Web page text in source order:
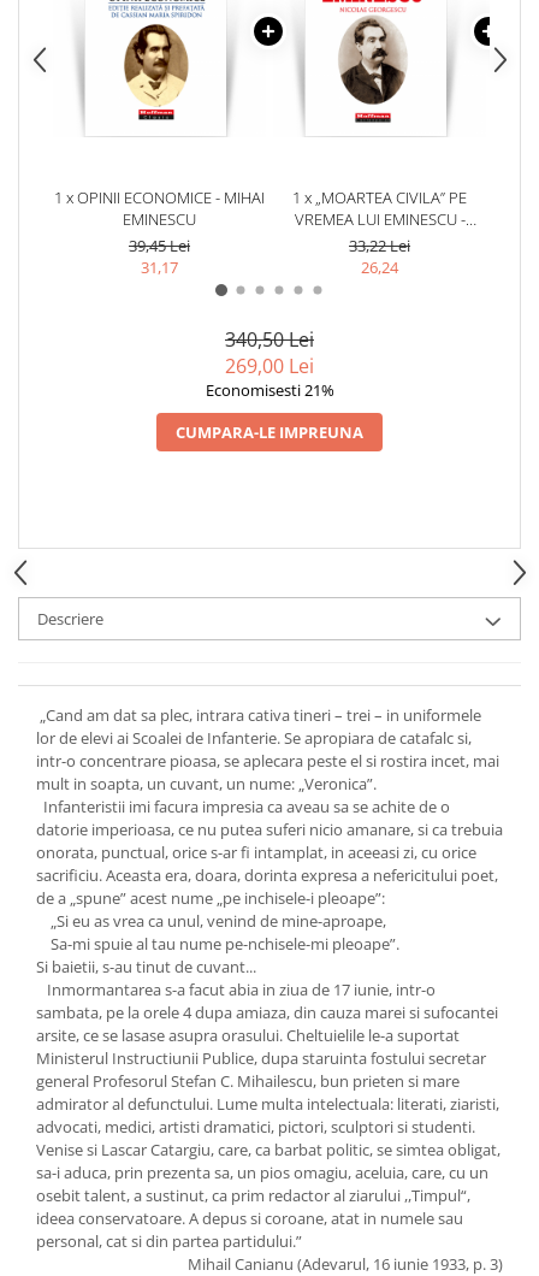
1 x OPINII ECONOMICE - MIHAI
EMINESCU
39,45 Lei
31,17
1 x „MOARTEA CIVILA” PE
VREMEA LUI EMINESCU -
NICOLAE GEORGESCU
33,22 Lei
26,24
340,50 Lei
269,00 Lei
Economisesti 21%
CUMPARA-LE IMPREUNA
Descriere
„Cand am dat sa plec, intrara cativa tineri – trei – in uniformele
lor de elevi ai Scoalei de Infanterie. Se apropiara de catafalc si,
intr-o concentrare pioasa, se aplecara peste el si rostira incet, mai
mult in soapta, un cuvant, un nume: „Veronica”.
Infanteristii imi facura impresia ca aveau sa se achite de o
datorie imperioasa, ce nu putea suferi nicio amanare, si ca trebuia
onorata, punctual, orice s-ar fi intamplat, in aceeasi zi, cu orice
sacrificiu. Aceasta era, doara, dorinta expresa a nefericitului poet,
de a „spune” acest nume „pe inchisele-i pleoape”:
„Si eu as vrea ca unul, venind de mine-aproape,
Sa-mi spuie al tau nume pe-nchisele-mi pleoape”.
Si baietii, s-au tinut de cuvant...
Inmormantarea s-a facut abia in ziua de 17 iunie, intr-o
sambata, pe la orele 4 dupa amiaza, din cauza marei si sufocantei
arsite, ce se lasase asupra orasului. Cheltuielile le-a suportat
Ministerul Instructiunii Publice, dupa staruinta fostului secretar
general Profesorul Stefan C. Mihailescu, bun prieten si mare
admirator al defunctului. Lume multa intelectuala: literati, ziaristi,
advocati, medici, artisti dramatici, pictori, sculptori si studenti.
Venise si Lascar Catargiu, care, ca barbat politic, se simtea obligat,
sa-i aduca, prin prezenta sa, un pios omagiu, aceluia, care, cu un
osebit talent, a sustinut, ca prim redactor al ziarului ,,Timpul“,
ideea conservatoare. A depus si coroane, atat in numele sau
personal, cat si din partea partidului.”
Mihail Canianu (Adevarul, 16 iunie 1933, p. 3)